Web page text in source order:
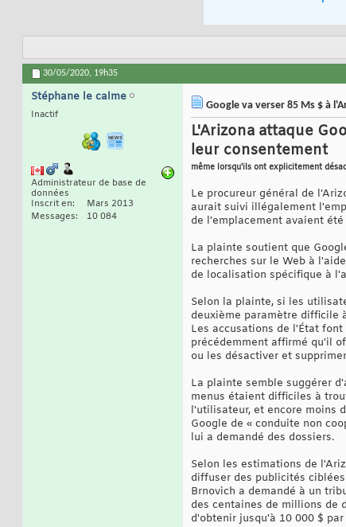
30/05/2020, 19h35
Stéphane le calme
Inactif
Administrateur de base de
données
Inscrit en
Mars 2013
Messages
10 084
Google va verser 85 Ms $ à
L'Arizona attaque
leur consentement
même lorsqu'ils ont explicitement
Le procureur général de
aurait suivi illégalement
de l'emplacement avaient
La plainte soutient que
recherches sur le Web à
de localisation spécifique à
Selon la plainte, si les
deuxième paramètre difficile
Les accusations de l'État
précédemment affirmé qu'il
ou les désactiver et
La plainte semble suggérer
menus étaient difficiles à
l'utilisateur, et encore moins
Google de « conduite non
lui a demandé des dossiers.
Selon les estimations de
diffuser des publicités
Brnovich a demandé à un
des centaines de millions de
d'obtenir jusqu'à 10 000 $